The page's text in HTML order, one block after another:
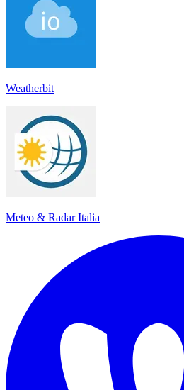
Weatherbit
Meteo & Radar Italia